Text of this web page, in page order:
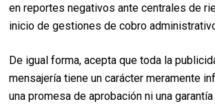
en reportes negativos ante centrales de
inicio de gestiones de cobro
De igual forma, acepta que toda la
mensajería tiene un carácter meramente
una promesa de aprobación ni una